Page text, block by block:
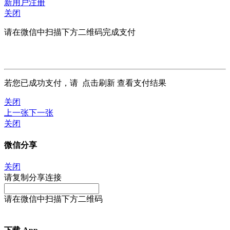
新用户注册
关闭
请在微信中扫描下方二维码完成支付
若您已成功支付，请 点击刷新 查看支付结果
关闭
上一张下一张
关闭
微信分享
关闭
请复制分享连接
请在微信中扫描下方二维码